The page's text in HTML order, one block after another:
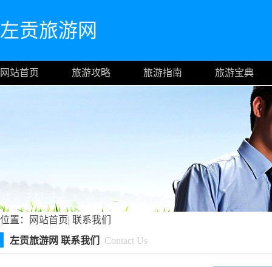
左贡旅游网
网站首页 旅游攻略 旅游指南 旅游宝典
位置： 网站首页| 联系我们
左贡旅游网 联系我们
Contact Us